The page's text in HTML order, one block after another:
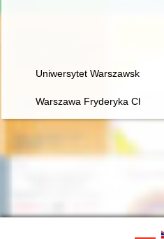
Uniwersytet Warszawski i
Warszawa Fryderyka Chopina